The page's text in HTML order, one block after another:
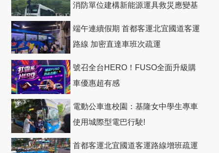
消防單位建構新能源運具救災應變基
端午連續假期 首都客運北宜國道客運
路線 加密直達車班次疏運
號召全台HERO！FUSO全面升級購
車優惠超有感
電動公車進校園：基隆女中學生專車
使用城際型電巴行駛!
首都客運北宜國道客運路線增班疏運